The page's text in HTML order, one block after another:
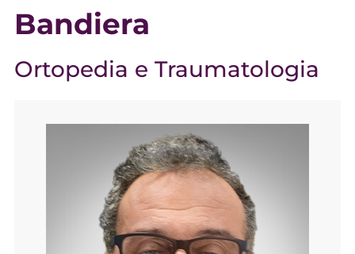
Bandiera
Ortopedia e Traumatologia